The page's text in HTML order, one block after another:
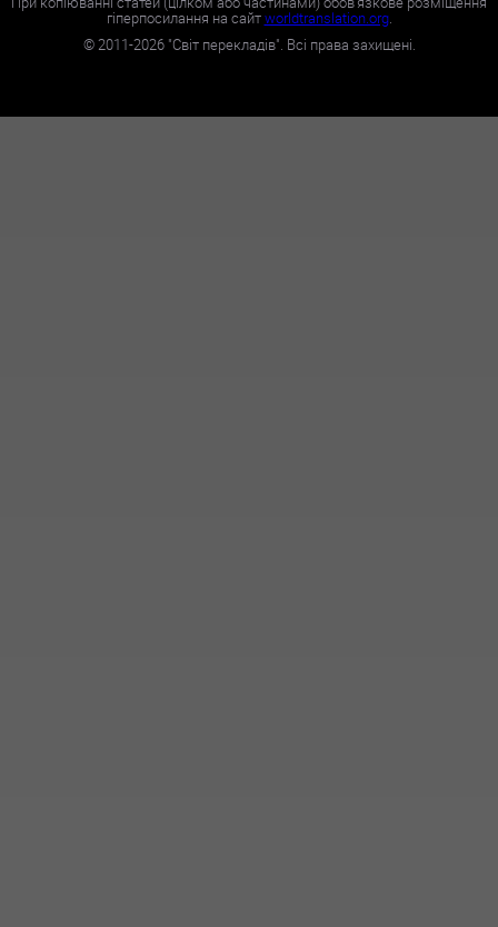
гіперпосилання на сайтworldtranslation.org.
©2011-2026"Світ перекладів". Всі права захищені.